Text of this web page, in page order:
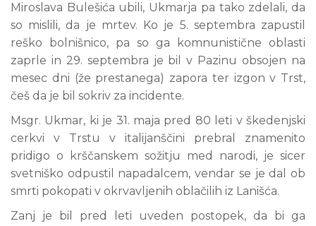
Miroslava Bulešića ubili, Ukmarja pa tako zdelali, da
so mislili, da je mrtev. Ko je 5. septembra zapustil
reško bolnišnico, pa so ga komnunistične oblasti
zaprle in 29. septembra je bil v Pazinu obsojen na
mesec dni (že prestanega) zapora ter izgon v Trst,
češ da je bil sokriv za incidente.
Msgr. Ukmar, ki je 31. maja pred 80 leti v škedenjski
cerkvi v Trstu v italijanščini prebral znamenito
pridigo o krščanskem sožitju med narodi, je sicer
svetniško odpustil napadalcem, vendar se je dal ob
smrti pokopati v okrvavljenih oblačilih iz Lanišća.
Zanj je bil pred leti uveden postopek, da bi ga